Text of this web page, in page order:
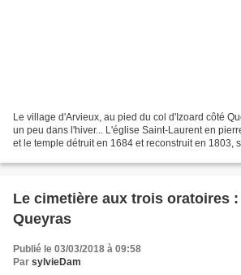
Le village d'Arvieux, au pied du col d'Izoard côté
un peu dans l'hiver... L'église Saint-Laurent en
et le temple détruit en 1684 et reconstruit en 1803,
Le cimetière aux trois oratoires
Queyras
Publié le 03/03/2018 à 09:58
Par sylvieDam